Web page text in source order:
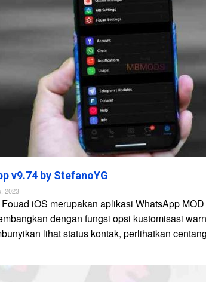
v9.74 by StefanoYG
2023
iOS merupakan aplikasi WhatsApp
dengan fungsi opsi kustomisasi
lihat status kontak, perlihatkan